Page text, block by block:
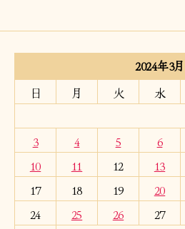
の
ー
ジ
送
り
2024年3月
日
月 火 水
3
4 5 6
10
11 12 13
17
18 19 20
24
25 26 27